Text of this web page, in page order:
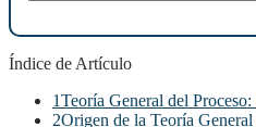
Índice de Artículo
1Teoría General del
2Origen de la Teoría